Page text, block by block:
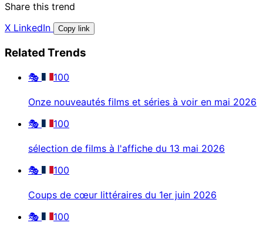
Share this trend
X LinkedIn Copy link
Related Trends
🎭 100
Onze nouveautés films et séries à voir en mai 2026
🎭
100
sélection de films à l'affiche du 13 mai 2026
🎭
100
Coups de cœur littéraires du 1er juin 2026
🎭
100